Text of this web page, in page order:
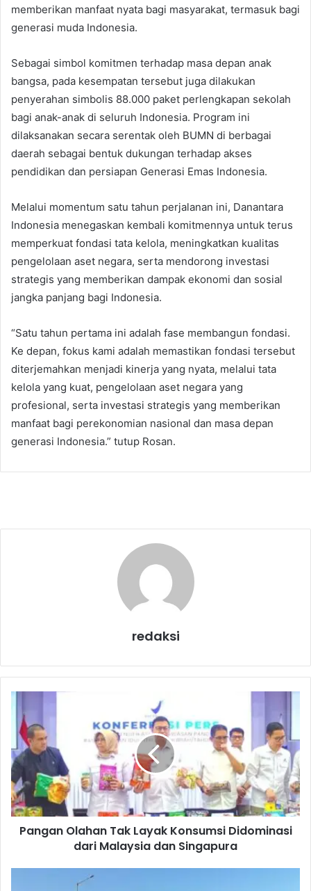
memberikan manfaat nyata bagi masyarakat, termasuk bagi
generasi muda Indonesia.
Sebagai simbol komitmen terhadap masa depan anak
bangsa, pada kesempatan tersebut juga dilakukan
penyerahan simbolis 88.000 paket perlengkapan sekolah
bagi anak-anak di seluruh Indonesia. Program ini
dilaksanakan secara serentak oleh BUMN di berbagai
daerah sebagai bentuk dukungan terhadap akses
pendidikan dan persiapan Generasi Emas Indonesia.
Melalui momentum satu tahun perjalanan ini, Danantara
Indonesia menegaskan kembali komitmennya untuk terus
memperkuat fondasi tata kelola, meningkatkan kualitas
pengelolaan aset negara, serta mendorong investasi
strategis yang memberikan dampak ekonomi dan sosial
jangka panjang bagi Indonesia.
“Satu tahun pertama ini adalah fase membangun fondasi.
Ke depan, fokus kami adalah memastikan fondasi tersebut
diterjemahkan menjadi kinerja yang nyata, melalui tata
kelola yang kuat, pengelolaan aset negara yang
profesional, serta investasi strategis yang memberikan
manfaat bagi perekonomian nasional dan masa depan
generasi Indonesia.” tutup Rosan.
redaksi
P
a
n
O
l
a
Pangan Olahan Tak Layak Konsumsi Didominasi
dari Malaysia dan Singapura